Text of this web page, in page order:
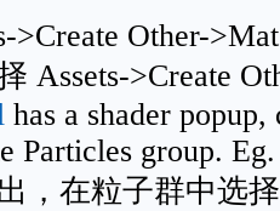
>Create Other-
Assets->Create
has a shader
Particles group.
，在粒子群中选